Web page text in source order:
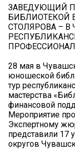
ЗАВЕДУЮЩИЙ
БИБЛИОТЕКОЙ
СТОЛЯРОВА – В
28 мая в
юношеской
тур
мастерства
финансовой
Мероприятие
Экспертному
представили 17
округов